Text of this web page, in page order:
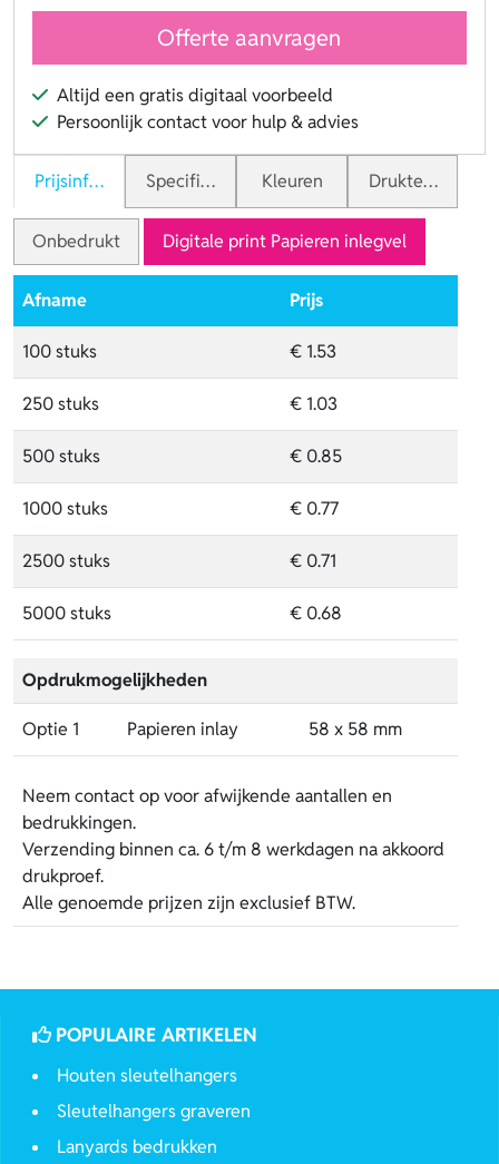
Offerte aanvragen
Altijd een gratis digitaal voorbeeld
Persoonlijk contact voor hulp & advies
PrijsinformatieSpecificaties Kleuren Druktechnieken
Onbedrukt Digitale print Papieren inlegvel
Afname Prijs
100 stuks € 1.53
250 stuks € 1.03
500 stuks € 0.85
1000 stuks € 0.77
2500 stuks € 0.71
5000 stuks € 0.68
Opdrukmogelijkheden
Optie 1 Papieren inlay 58 x 58 mm
Neem contact op voor afwijkende aantallen en
bedrukkingen.
Verzending binnen ca. 6 t/m 8 werkdagen na akkoord
drukproef.
Alle genoemde prijzen zijn exclusief BTW.
POPULAIRE ARTIKELEN
Houten sleutelhangers
Sleutelhangers graveren
Lanyards bedrukken